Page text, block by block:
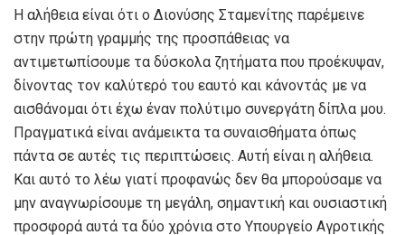
Η αλήθεια είναι ότι ο Διονύσης Σταμενίτης παρέμεινε
στην πρώτη γραμμής της προσπάθειας να
αντιμετωπίσουμε τα δύσκολα ζητήματα που προέκυψαν,
δίνοντας τον καλύτερό του εαυτό και κάνοντάς με να
αισθάνομαι ότι έχω έναν πολύτιμο συνεργάτη δίπλα μου.
Πραγματικά είναι ανάμεικτα τα συναισθήματα όπως
πάντα σε αυτές τις περιπτώσεις. Αυτή είναι η αλήθεια.
Και αυτό το λέω γιατί προφανώς δεν θα μπορούσαμε να
μην αναγνωρίσουμε τη μεγάλη, σημαντική και ουσιαστική
προσφορά αυτά τα δύο χρόνια στο Υπουργείο Αγροτικής